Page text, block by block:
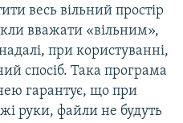
весь вільний простір
вважати «вільним»,
при користуванні,
спосіб. Така програма
гарантує, що при
руки, файли не будуть